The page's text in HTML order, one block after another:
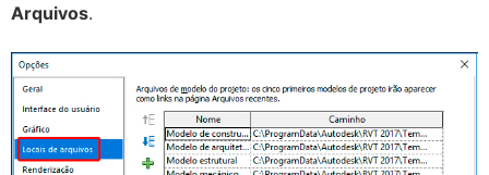
Arquivos.